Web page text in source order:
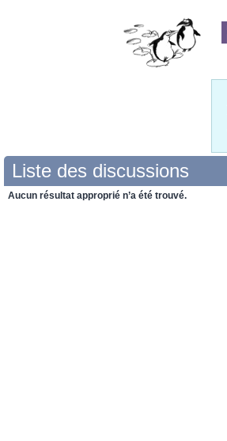
Liste des discussions
Aucun résultat approprié n’a été trouvé.